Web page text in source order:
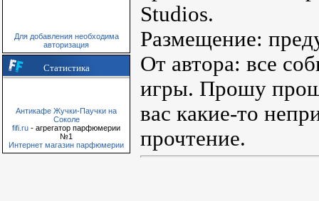
Для добавления необходима
авторизация
Статистика
Антикафе Жучки-Паучки на
Соколе
fifi.ru - агрегатор парфюмерии
№1
Интернет магазин парфюмерии
Studios.
Размещение:
От автора: все
игры. Прошу
вас какие-то
прочтение.